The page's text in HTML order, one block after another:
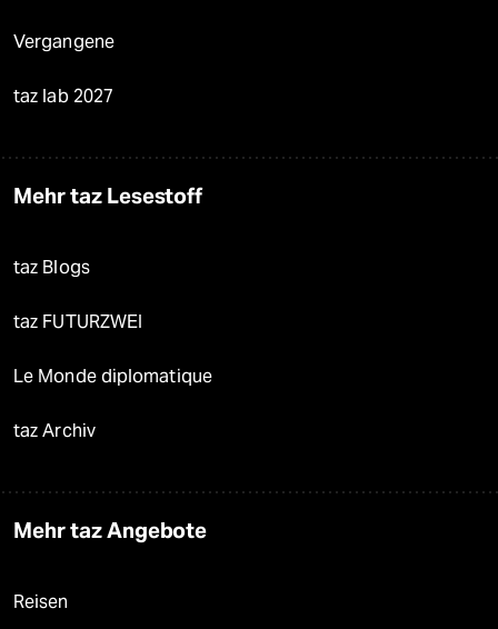
Vergangene
taz lab 2027
Mehr taz Lesestoff
taz Blogs
taz FUTURZWEI
Le Monde diplomatique
taz Archiv
Mehr taz Angebote
Reisen